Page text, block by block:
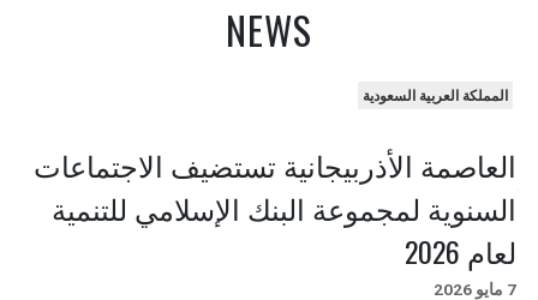
NEWS
المملكة العربية السعودية
العاصمة الأذربيجانية تستضيف الاجتماعات
السنوية لمجموعة البنك الإسلامي للتنمية
لعام 2026
7 مايو 2026